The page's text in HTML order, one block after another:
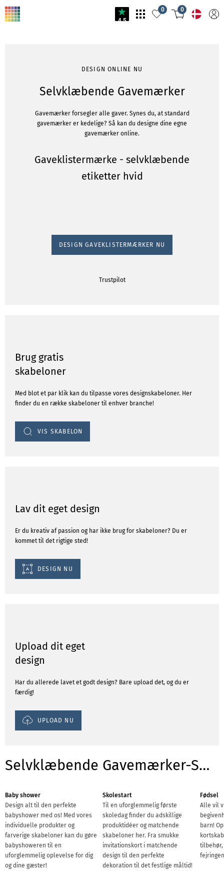
4.5
0 0
DESIGN ONLINE NU
Selvklæbende Gavemærker
Gavemærker forsegler alle gaver. Synes du, at standard
gavemærker er kedelige? Så kan du designe dine egne
gavemærker online.
Gaveklistermærke - selvklæbende
etiketter hvid
DESIGN GAVEKLISTERMÆRKER NU
Trustpilot
Brug gratis
skabeloner
Med blot et par klik kan du tilpasse vores designskabeloner. Her
finder du en række skabeloner til enhver branche!
VIS SKABELON
Lav dit eget design
Er du kreativ af passion og har ikke brug for skabeloner? Du er
kommet til det rigtige sted!
DESIGN NU
Upload dit eget
design
Har du allerede lavet et godt design? Bare upload det, og du er
færdig!
UPLOAD NU
Selvklæbende Gavemærker-Skabeloner til begivenheder
Baby shower
Design alt til den perfekte
babyshower med os! Med vores
individuelle produkter og
farverige skabeloner kan du gøre
babyshoweren til en
uforglemmelig oplevelse for dig
og dine gæster!
Skolestart
Til en uforglemmelig første
skoledag finder du adskillige
produktidéer og matchende
skabeloner her. Fra smukke
invitationskort i matchende
design til den perfekte
dekoration til det festlige måltid!
Fødsel
Alle vil
barn!